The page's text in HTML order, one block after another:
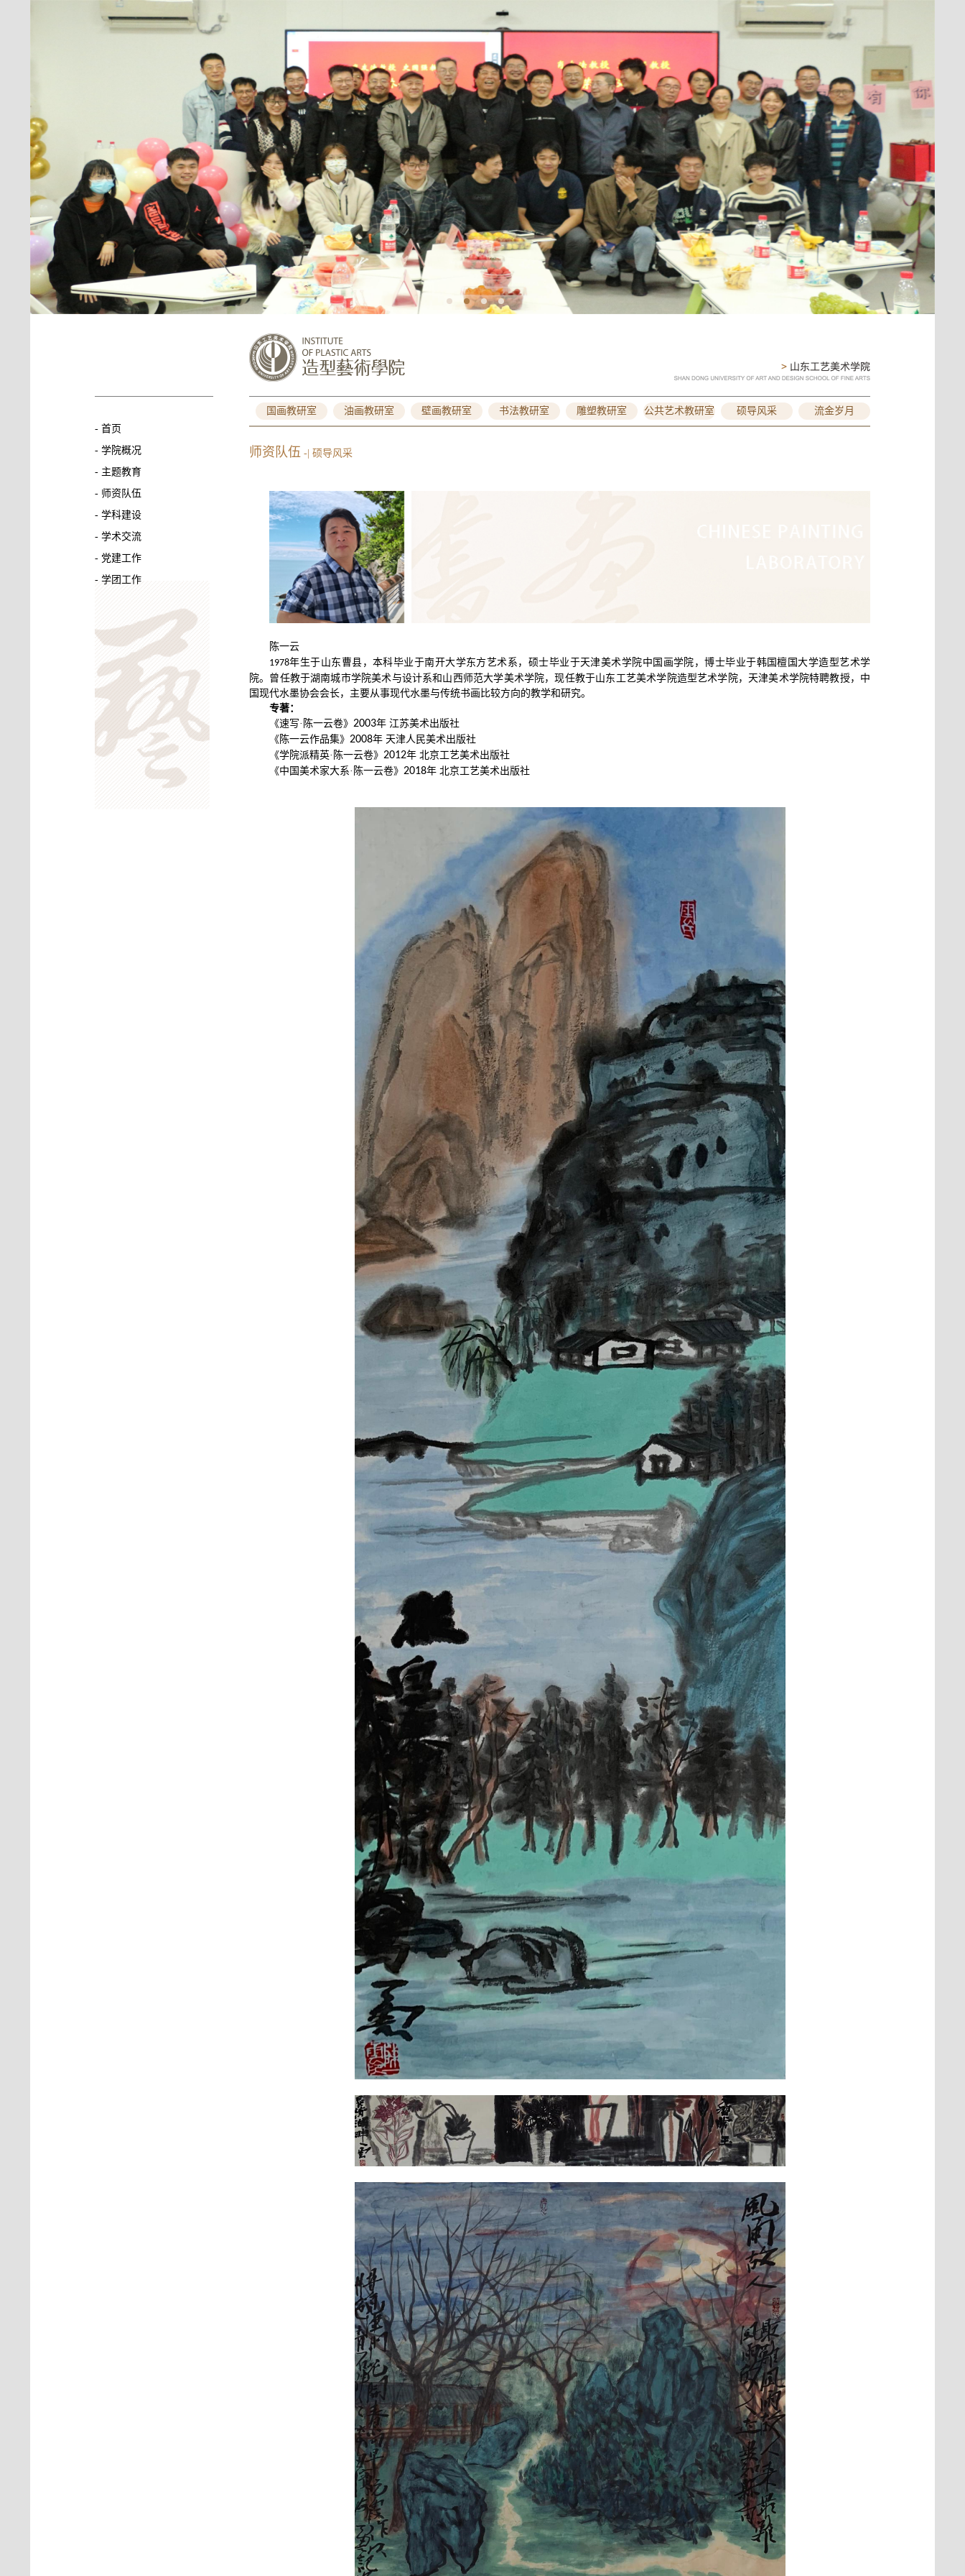
- 首页
- 学院概况
- 主题教育
- 师资队伍
- 学科建设
- 学术交流
- 党建工作
- 学团工作
流金岁月
硕导风采
公共艺术教研室
雕塑教研室
书法教研室
壁画教研室
油画教研室
国画教研室
师资队伍 -| 硕导风采
陈一云
1978年生于山东曹县，本科毕业于南开大学东方艺术系，硕士毕业于天津美术学院中国画学院，博士毕业于韩国檀国大学造型艺术学
院。曾任教于湖南城市学院美术与设计系和山西师范大学美术学院，现任教于山东工艺美术学院造型艺术学院，天津美术学院特聘教授，中
国现代水墨协会会长，主要从事现代水墨与传统书画比较方向的教学和研究。
专著：
《速写·陈一云卷》 2003年 江苏美术出版社
《陈一云作品集》 2008年 天津人民美术出版社
《学院派精英·陈一云卷》 2012年 北京工艺美术出版社
《中国美术家大系·陈一云卷》 2018年 北京工艺美术出版社